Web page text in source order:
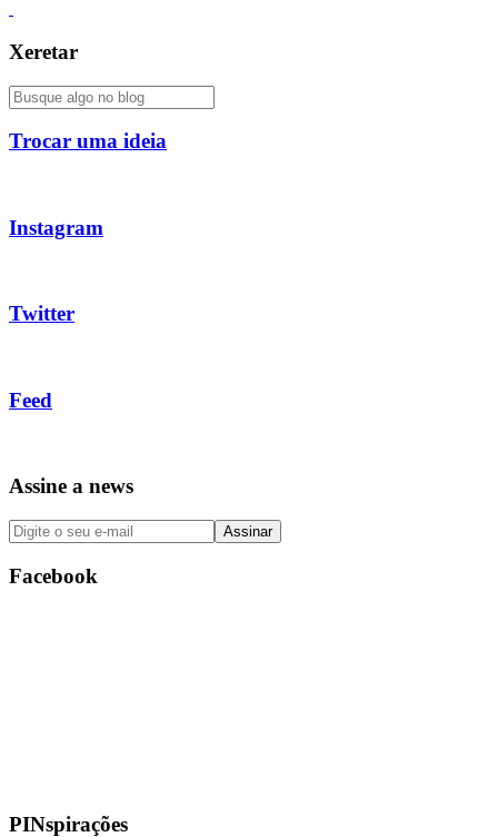
Xeretar
Trocar uma ideia
Instagram
Twitter
Feed
Assine a news
Facebook
PINspirações